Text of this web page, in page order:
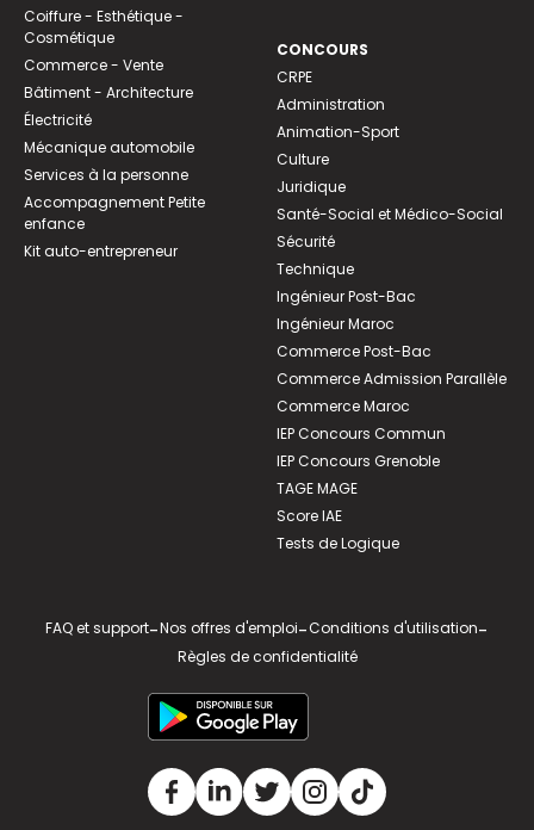
Coiffure - Esthétique -
Cosmétique
Commerce - Vente
Bâtiment - Architecture
Électricité
Mécanique automobile
Services à la personne
Accompagnement Petite
enfance
Kit auto-entrepreneur
CONCOURS
CRPE
Administration
Animation-Sport
Culture
Juridique
Santé-Social et Médico-Social
Sécurité
Technique
Ingénieur Post-Bac
Ingénieur Maroc
Commerce Post-Bac
Commerce Admission Parallèle
Commerce Maroc
IEP Concours Commun
IEP Concours Grenoble
TAGE MAGE
Score IAE
Tests de Logique
FAQ et support-Nos offres d'emploi-Conditions d'utilisation-
Règles de confidentialité